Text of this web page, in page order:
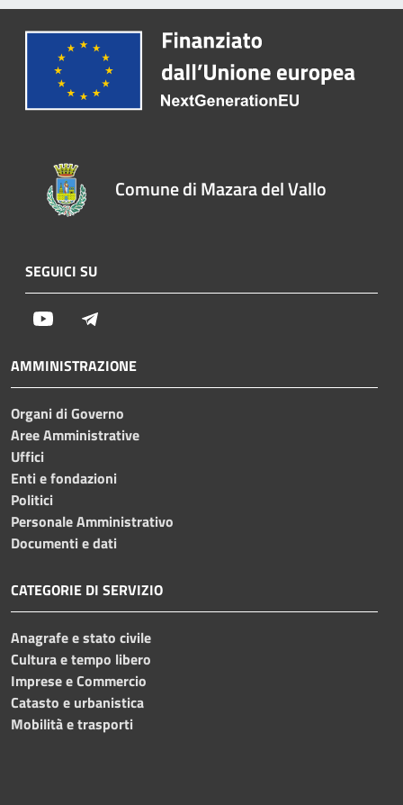
Comune di Mazara del Vallo
SEGUICI SU
Youtube
AMMINISTRAZIONE
Organi di Governo
Aree Amministrative
Uffici
Enti e fondazioni
Politici
Personale Amministrativo
Documenti e dati
CATEGORIE DI SERVIZIO
Anagrafe e stato civile
Cultura e tempo libero
Imprese e Commercio
Catasto e urbanistica
Mobilità e trasporti